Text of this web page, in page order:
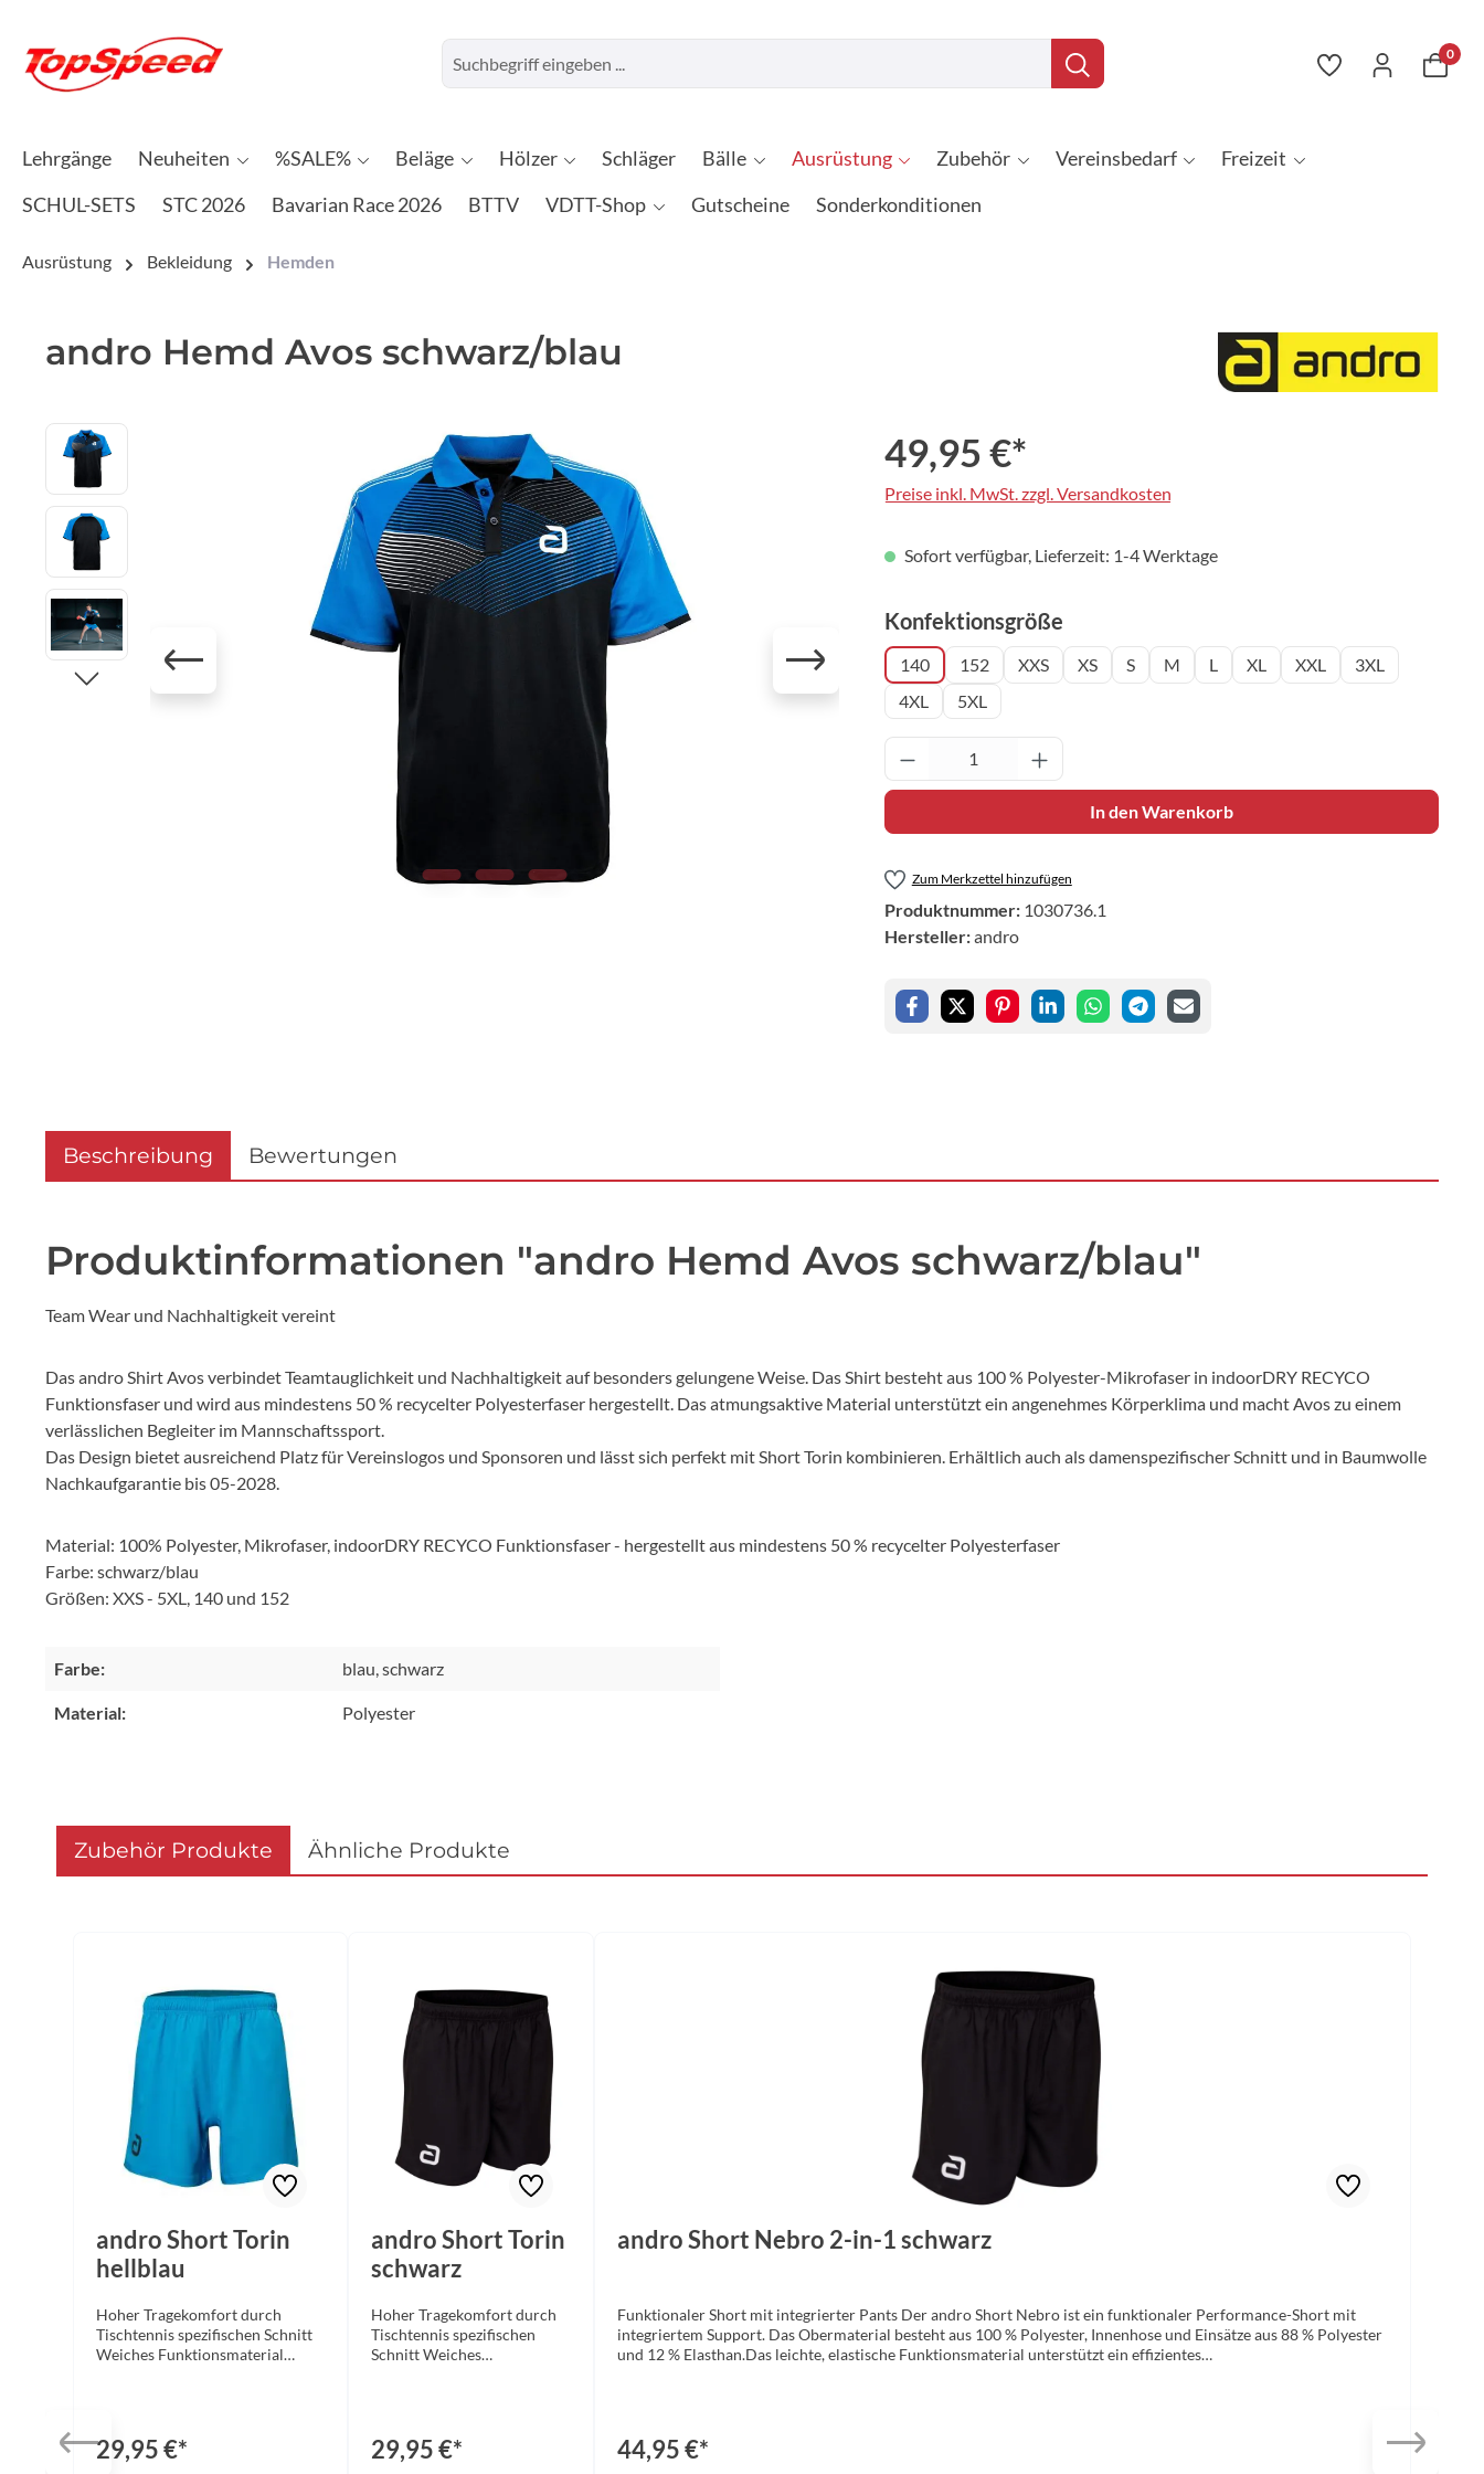
0
Lehrgänge Neuheiten %SALE% Beläge Hölzer Schläger Bälle Ausrüstung Zubehör Vereinsbedarf
Freizeit
SCHUL-SETS
STC 2026 Bavarian Race 2026 BTTV VDTT-Shop Gutscheine Sonderkonditionen
Ausrüstung Bekleidung Hemden
andro Hemd Avos schwarz/blau
Bildergalerie überspringen 49,95 €*
Preise inkl. MwSt. zzgl. Versandkosten
Sofort verfügbar, Lieferzeit: 1-4 Werktage
Konfektionsgrößeauswählen
140 152 XXS XS S M L XL XXL
3XL
4XL
5XL
Produkt Anzahl: Gib den gewünschten Wert ein
In den Warenkorb
Zum Merkzettel hinzufügen
Produktnummer: 1030736.1
Hersteller:andro
Beschreibung Bewertungen
Produktinformationen "andro Hemd Avos schwarz/blau"
Team Wear und Nachhaltigkeit vereint
Das andro Shirt Avos verbindet Teamtauglichkeit und Nachhaltigkeit auf besonders gelungene Weise. Das Shirt besteht aus 100 % Polyester-Mikrofaser in indoorDRY RECYCO
Funktionsfaser und wird aus mindestens 50 % recycelter Polyesterfaser hergestellt. Das atmungsaktive Material unterstützt ein angenehmes Körperklima und macht Avos zu einem
verlässlichen Begleiter im Mannschaftssport.
Das Design bietet ausreichend Platz für Vereinslogos und Sponsoren und lässt sich perfekt mit Short Torin kombinieren. Erhältlich auch als damenspezifischer Schnitt und in Baumwolle
Nachkaufgarantie bis 05-2028.
Material: 100% Polyester, Mikrofaser, indoorDRY RECYCO Funktionsfaser - hergestellt aus mindestens 50 % recycelter Polyesterfaser
Farbe: schwarz/blau
Größen: XXS - 5XL, 140 und 152
Farbe: blau, schwarz
Material: Polyester
Zubehör Produkte Ähnliche Produkte
andro Short Torin
hellblau
Hoher Tragekomfort durch
Tischtennis spezifischen Schnitt
Weiches Funktionsmaterial
Mikrofaser, functional indoor
29,95 €*
andro Short Torin
schwarz
Hoher Tragekomfort durch
Tischtennis spezifischen
Schnitt Weiches
Mikrofaser, functional
29,95 €*
andro Short Nebro 2-in-1 schwarz
Funktionaler Short mit integrierter Pants Der andro Short Nebro ist ein funktionaler Performance-Short mit
integriertem Support. Das Obermaterial besteht aus 100 % Polyester, Innenhose und Einsätze aus 88 % Polyester
und 12 % Elasthan.Das leichte, elastische Funktionsmaterial unterstützt ein effizientes
12% Elasthan, Einsätze: 88% Polyester, 12% Elasthan, functional indoor fabrics Funktionsfaser Größen: 3XS –
44,95 €*